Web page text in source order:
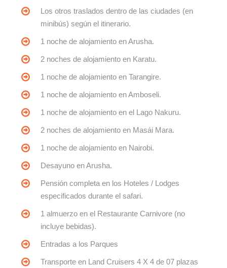
Los otros traslados dentro de las ciudades (en
minibús) según el itinerario.
1 noche de alojamiento en Arusha.
2 noches de alojamiento en Karatu.
1 noche de alojamiento en Tarangire.
1 noche de alojamiento en Amboseli.
1 noche de alojamiento en el Lago Nakuru.
2 noches de alojamiento en Masái Mara.
1 noche de alojamiento en Nairobi.
Desayuno en Arusha.
Pensión completa en los Hoteles / Lodges
especificados durante el safari.
1 almuerzo en el Restaurante Carnivore (no
incluye bebidas).
Entradas a los Parques
Transporte en Land Cruisers 4 X 4 de 07 plazas